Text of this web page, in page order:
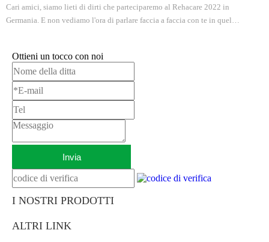
paese, come garantire la vita normale e le esigenze quotidiane degli anziani
sono diventati una questione molto preoccupata. Tra questi, la domanda di
urgente che deve essere migliorato. A causa delle differenze nell'ambiente
circostante e dei limiti delle proprie condizioni psicologiche e fisiologiche, gli
anziani hanno alcune differenze nelle esigenze di viaggio da altri gruppi. Le
aziende stanno sviluppando uno scooter elettrico per l'anziano per risolvere
questo problema. Anche gli scopi di viaggio e le modalità di viaggio degli
anziani delle diverse fasce di età
Cari amici, siamo lieti di dirti che parteciparemo al Rehacare 2022 in
Germania. E non vediamo l'ora di parlare faccia a faccia con te in quel
Ottieni un tocco con noi
Invia
I NOSTRI PRODOTTI
ALTRI LINK